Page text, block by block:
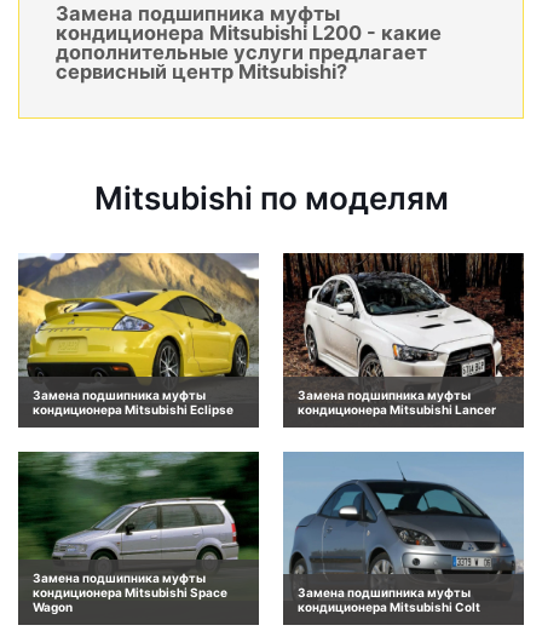
Замена подшипника муфты
кондиционера Mitsubishi L200 - какие
дополнительные услуги предлагает
сервисный центр Mitsubishi?
Mitsubishi по моделям
Замена подшипника муфты
кондиционера Mitsubishi Eclipse
Замена подшипника муфты
кондиционера Mitsubishi Lancer
Замена подшипника муфты
кондиционера Mitsubishi Space
Wagon
Замена подшипника муфты
кондиционера Mitsubishi Colt